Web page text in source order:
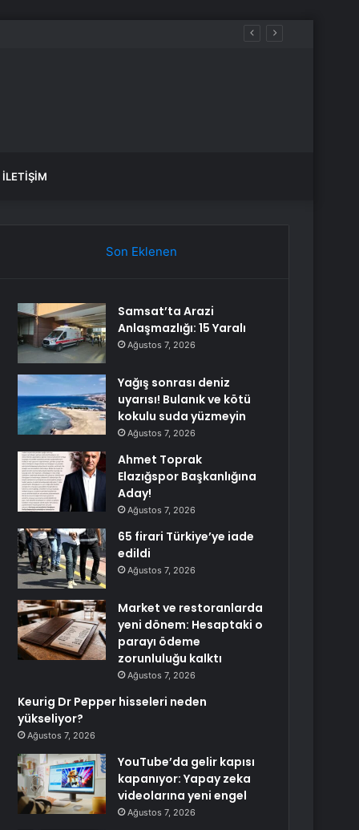
İLETIŞIM
Son Eklenen
Samsat’ta Arazi
Anlaşmazlığı: 15 Yaralı
Ağustos 7, 2026
Yağış sonrası deniz
uyarısı! Bulanık ve kötü
kokulu suda yüzmeyin
Ağustos 7, 2026
Ahmet Toprak
Elazığspor Başkanlığına
Aday!
Ağustos 7, 2026
65 firari Türkiye’ye iade
edildi
Ağustos 7, 2026
Market ve restoranlarda
yeni dönem: Hesaptaki o
parayı ödeme
zorunluluğu kalktı
Ağustos 7, 2026
Keurig Dr Pepper hisseleri neden
yükseliyor?
Ağustos 7, 2026
YouTube’da gelir kapısı
kapanıyor: Yapay zeka
videolarına yeni engel
Ağustos 7, 2026